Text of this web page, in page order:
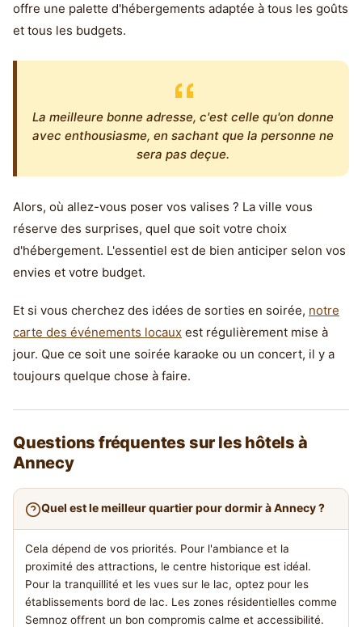
offre une palette d'hébergements adaptée à tous les goûts
et tous les budgets.
La meilleure bonne adresse, c'est celle qu'on donne
avec enthousiasme, en sachant que la personne ne
sera pas deçue.
Alors, où allez-vous poser vos valises ? La ville vous
réserve des surprises, quel que soit votre choix
d'hébergement. L'essentiel est de bien anticiper selon vos
envies et votre budget.
Et si vous cherchez des idées de sorties en soirée, notre
carte des événements locaux est régulièrement mise à
jour. Que ce soit une soirée karaoke ou un concert, il y a
toujours quelque chose à faire.
Questions fréquentes sur les hôtels à
Annecy
Quel est le meilleur quartier pour dormir à Annecy ?
Cela dépend de vos priorités. Pour l'ambiance et la
proximité des attractions, le centre historique est idéal.
Pour la tranquillité et les vues sur le lac, optez pour les
établissements bord de lac. Les zones résidentielles comme
Semnoz offrent un bon compromis calme et accessibilité.